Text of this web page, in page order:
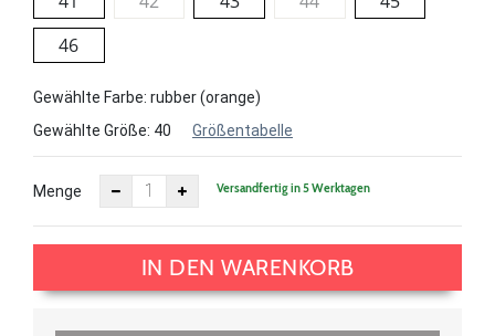
46
Gewählte Farbe: rubber (orange)
Gewählte Größe: 40 Größentabelle
Menge Versandfertig in 5 Werktagen
IN DEN WARENKORB